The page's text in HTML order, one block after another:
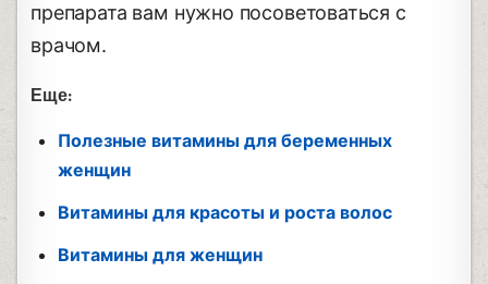
препарата вам нужно посоветоваться с
врачом.
Еще:
Полезные витамины для беременных
женщин
Витамины для красоты и роста волос
Витамины для женщин